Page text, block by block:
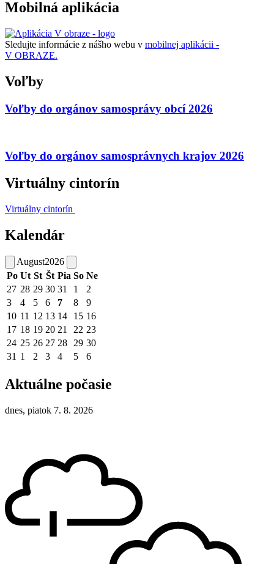
Mobilná aplikácia
Sledujte informácie z nášho webu v mobilnej aplikácii -
V OBRAZE.
Voľby
Voľby do orgánov samosprávy obcí 2026
Voľby do orgánov samosprávnych krajov 2026
Virtuálny cintorín
Virtuálny cintorín
Kalendár
August2026
Po Ut St Št Pia So Ne
27 28 29 30 31 1
2
3
4 5 6 7 8
9
10 11 12 13 14 15 16
17 18 19 20 21 22 23
24 25 26 27 28 29 30
31 1 2 3 4 5 6
Aktuálne počasie
dnes, piatok 7. 8. 2026